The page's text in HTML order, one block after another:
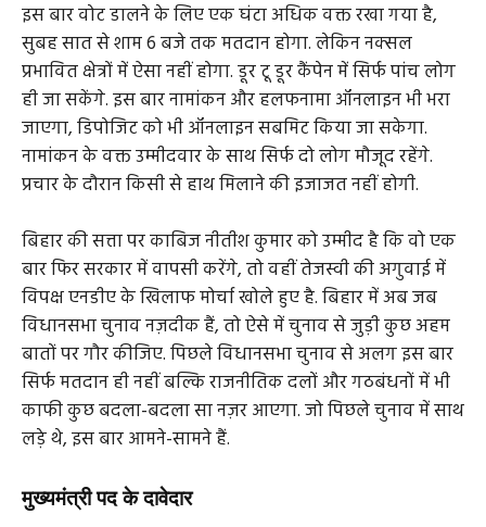
इस बार वोट डालने के लिए एक घंटा अधिक वक्त रखा गया है,
सुबह सात से शाम 6 बजे तक मतदान होगा. लेकिन नक्सल
प्रभावित क्षेत्रों में ऐसा नहीं होगा. डूर टू डूर कैंपेन में सिर्फ पांच लोग
ही जा सकेंगे. इस बार नामांकन और हलफनामा ऑनलाइन भी भरा
जाएगा, डिपोजिट को भी ऑनलाइन सबमिट किया जा सकेगा.
नामांकन के वक्त उम्मीदवार के साथ सिर्फ दो लोग मौजूद रहेंगे.
प्रचार के दौरान किसी से हाथ मिलाने की इजाजत नहीं होगी.
बिहार की सत्ता पर काबिज नीतीश कुमार को उम्मीद है कि वो एक
बार फिर सरकार में वापसी करेंगे, तो वहीं तेजस्वी की अगुवाई में
विपक्ष एनडीए के खिलाफ मोर्चा खोले हुए है. बिहार में अब जब
विधानसभा चुनाव नज़दीक हैं, तो ऐसे में चुनाव से जुड़ी कुछ अहम
बातों पर गौर कीजिए. पिछले विधानसभा चुनाव से अलग इस बार
सिर्फ मतदान ही नहीं बल्कि राजनीतिक दलों और गठबंधनों में भी
काफी कुछ बदला-बदला सा नज़र आएगा. जो पिछले चुनाव में साथ
लड़े थे, इस बार आमने-सामने हैं.
मुख्यमंत्री पद के दावेदार